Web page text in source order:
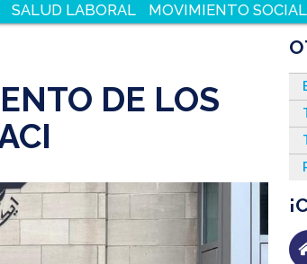
SALUD LABORAL MOVIMIENTO
DE LOS